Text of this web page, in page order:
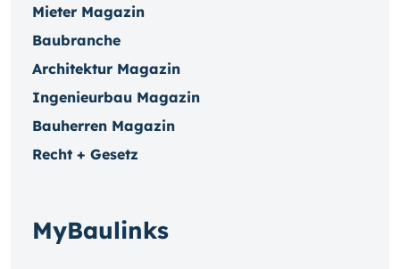
Mieter Magazin
Baubranche
Architektur Magazin
Ingenieurbau Magazin
Bauherren Magazin
Recht + Gesetz
MyBaulinks